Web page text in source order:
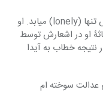
اکنون شاملو خود را در میان مردم هم عصرش تنها (lonely) میابد. او
او در اشعارش توسط
خطاب به آیدا
عدالت سوخته ام